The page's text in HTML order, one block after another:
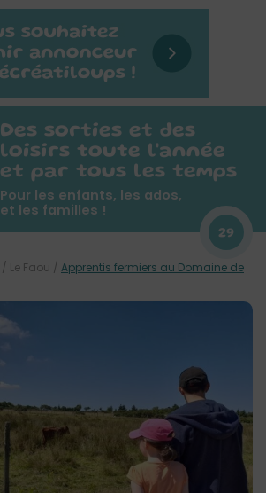
Des sorties et des
loisirs toute l'année
et par tous les temps
Pour les enfants, les ados,
et les familles !
29
/ Le Faou / Apprentis fermiers au Domaine de